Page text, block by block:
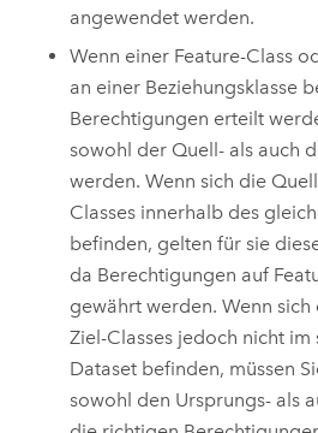
angewendet werden.
Wenn einer Feature-Class
an einer Beziehungsklasse
Berechtigungen erteilt
sowohl der Quell- als auch
werden. Wenn sich die
Classes innerhalb des
befinden, gelten für sie
da Berechtigungen auf
gewährt werden. Wenn sich
Ziel-Classes jedoch nicht im
Dataset befinden, müssen
sowohl den Ursprungs- als